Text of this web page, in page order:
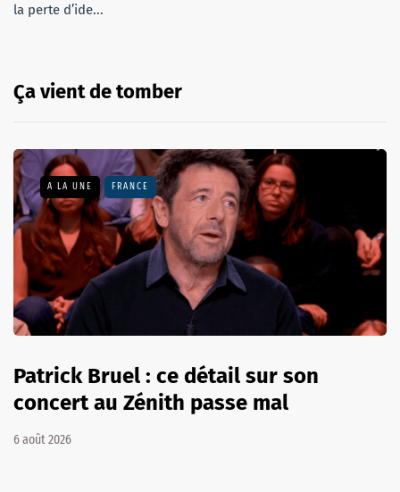
la perte d’ide...
Ça vient de tomber
A LA UNE FRANCE
Patrick Bruel : ce détail sur son
concert au Zénith passe mal
6 août 2026